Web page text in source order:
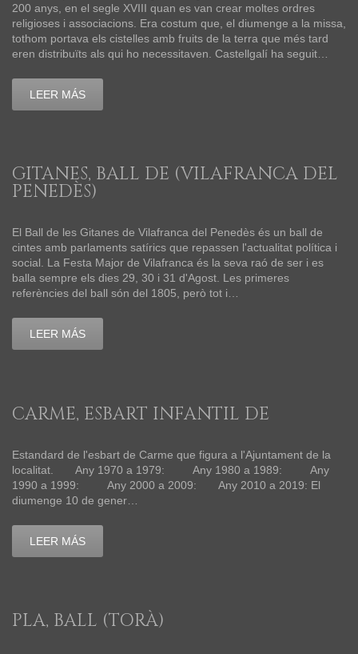
200 anys, en el segle XVIII quan es van crear moltes ordres
religioses i associacions. Era costum que, el diumenge a la missa,
tothom portava els cistelles amb fruits de la terra que més tard
eren distribuïts als qui ho necessitaven. Castellgalí ha seguit…
LEER MÁS
GITANES, BALL DE (VILAFRANCA DEL
PENEDÈS)
El Ball de les Gitanes de Vilafranca del Penedès és un ball de
cintes amb parlaments satírics que repassen l'actualitat política i
social. La Festa Major de Vilafranca és la seva raó de ser i es
balla sempre els dies 29, 30 i 31 d'Agost. Les primeres
referències del ball són del 1805, però tot i…
LEER MÁS
CARME, ESBART INFANTIL DE
Estandard de l'esbart de Carme que figura a l'Ajuntament de la
localitat. Any 1970 a 1979: Any 1980 a 1989: Any
1990 a 1999: Any 2000 a 2009: Any 2010 a 2019: El
diumenge 10 de gener…
LEER MÁS
PLA, BALL (TORÀ)